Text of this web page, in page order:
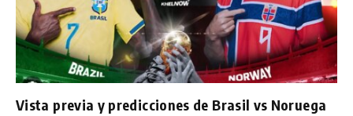
Vista previa y predicciones de Brasil vs Noruega